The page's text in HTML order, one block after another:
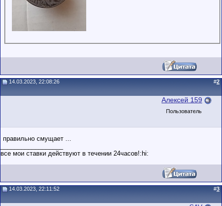
14.03.2023, 22:08:26 #2
Алексей 159
Пользователь
правильно смущает ...
все мои ставки действуют в течении 24часов!:hi:
14.03.2023, 22:11:52 #3